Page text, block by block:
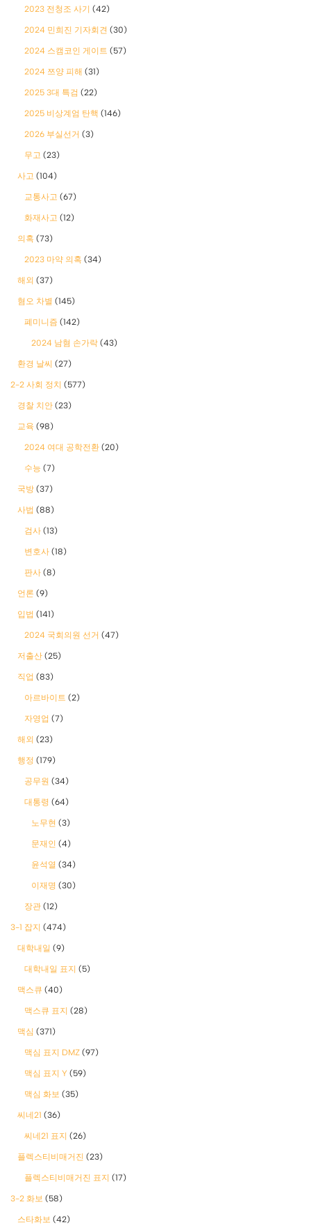
2023 전청조 사기 (42)
2024 민희진 기자회견 (30)
2024 스캠코인 게이트 (57)
2024 쯔양 피해 (31)
2025 3대 특검 (22)
2025 비상계엄 탄핵 (146)
2026 부실선거 (3)
무고 (23)
사고 (104)
교통사고 (67)
화재사고 (12)
의혹 (73)
2023 마약 의혹 (34)
해외 (37)
혐오 차별 (145)
폐미니즘 (142)
2024 남혐 손가락 (43)
환경 날씨 (27)
2-2 사회 정치 (577)
경찰 치안 (23)
교육 (98)
2024 여대 공학전환 (20)
수능 (7)
국방 (37)
사법 (88)
검사 (13)
변호사 (18)
판사 (8)
언론 (9)
입법 (141)
2024 국회의원 선거 (47)
저출산 (25)
직업 (83)
아르바이트 (2)
자영업 (7)
해외 (23)
행정 (179)
공무원 (34)
대통령 (64)
노무현 (3)
문재인 (4)
윤석열 (34)
이재명 (30)
장관 (12)
3-1 잡지 (474)
대학내일 (9)
대학내일 표지 (5)
맥스큐 (40)
맥스큐 표지 (28)
맥심 (371)
맥심 표지 DMZ (97)
맥심 표지 Y (59)
맥심 화보 (35)
씨네21 (36)
씨네21 표지 (26)
플렉스티비매거진 (23)
플렉스티비매거진 표지 (17)
3-2 화보 (58)
스타화보 (42)